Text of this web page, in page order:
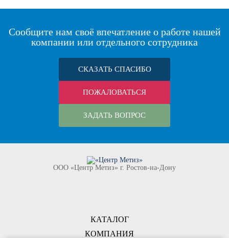
Сообщите нам своё впечатление о работе нашей
компании или отдельного сотрудника
СКАЗАТЬ СПАСИБО
ПОЖАЛОВАТЬСЯ
ЗАДАТЬ ВОПРОС
КОМПАНИЯ
ООО «Центр Метиз» г. Ростов-на-Дону
КАТАЛОГ